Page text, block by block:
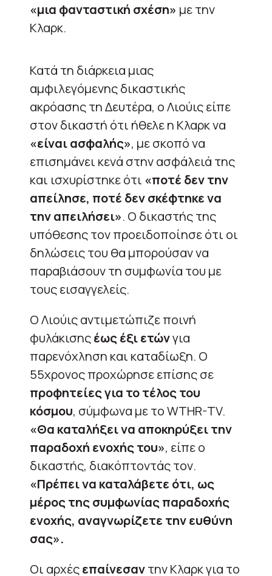
«μια φανταστική σχέση» με την
Κλαρκ.
Κατά τη διάρκεια μιας
αμφιλεγόμενης δικαστικής
ακρόασης τη Δευτέρα, ο Λιούις είπε
στον δικαστή ότι ήθελε η Κλαρκ να
«είναι ασφαλής», με σκοπό να
επισημάνει κενά στην ασφάλειά της
και ισχυρίστηκε ότι «ποτέ δεν την
απείλησε, ποτέ δεν σκέφτηκε να
την απειλήσει». Ο δικαστής της
υπόθεσης τον προειδοποίησε ότι οι
δηλώσεις του θα μπορούσαν να
παραβιάσουν τη συμφωνία του με
τους εισαγγελείς.
Ο Λιούις αντιμετώπιζε ποινή
φυλάκισηςέως έξι ετώνγια
παρενόχληση και καταδίωξη. Ο
55χρονος προχώρησε επίσης σε
προφητείες για το τέλος του
κόσμου, σύμφωνα με το WTHR-TV.
«Θα καταλήξει να αποκηρύξει την
παραδοχή ενοχής του», είπε ο
δικαστής, διακόπτοντάς τον.
«Πρέπει να καταλάβετε ότι, ως
μέρος της συμφωνίας παραδοχής
ενοχής, αναγνωρίζετε την ευθύνη
σας».
Οι αρχέςεπαίνεσαντην Κλαρκ για το